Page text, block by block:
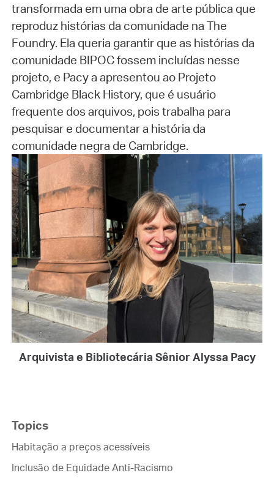
transformada em uma obra de arte pública que
reproduz histórias da comunidade na The
Foundry. Ela queria garantir que as histórias da
comunidade BIPOC fossem incluídas nesse
projeto, e Pacy a apresentou ao Projeto
Cambridge Black History, que é usuário
frequente dos arquivos, pois trabalha para
pesquisar e documentar a história da
comunidade negra de Cambridge.
Arquivista e Bibliotecária Sênior Alyssa Pacy
Topics
Habitação a preços acessíveis
Inclusão de Equidade Anti-Racismo